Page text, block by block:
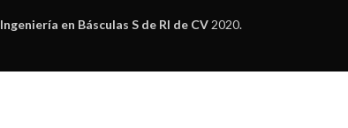
Ingeniería en Básculas S de Rl de CV 2020.